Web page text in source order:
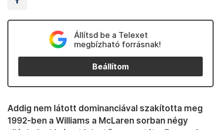
Állítsd be a Telexet
megbízható forrásnak!
Beállítom
Addig nem látott dominanciával szakította meg
1992-ben a Williams a McLaren sorban négy